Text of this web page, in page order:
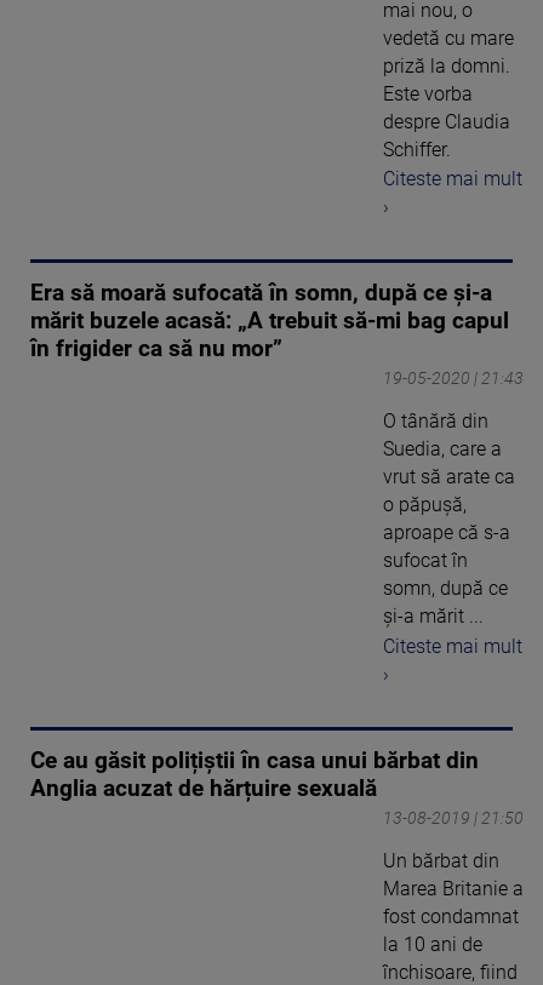
mai nou, o
vedetă cu mare
priză la domni.
Este vorba
despre Claudia
Schiffer.
Citeste mai mult
›
Era să moară sufocată în somn, după ce și-a
mărit buzele acasă: „A trebuit să-mi bag capul
în frigider ca să nu mor”
19-05-2020 | 21:43
O tânără din
Suedia, care a
vrut să arate ca
o păpușă,
aproape că s-a
sufocat în
somn, după ce
și-a mărit ...
Citeste mai mult
›
Ce au găsit polițiștii în casa unui bărbat din
Anglia acuzat de hărțuire sexuală
13-08-2019 | 21:50
Un bărbat din
Marea Britanie a
fost condamnat
la 10 ani de
închisoare, fiind